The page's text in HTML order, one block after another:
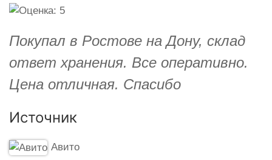
Покупал в Ростове на Дону, склад
ответ хранения. Все оперативно.
Цена отличная. Спасибо
Источник
Авито